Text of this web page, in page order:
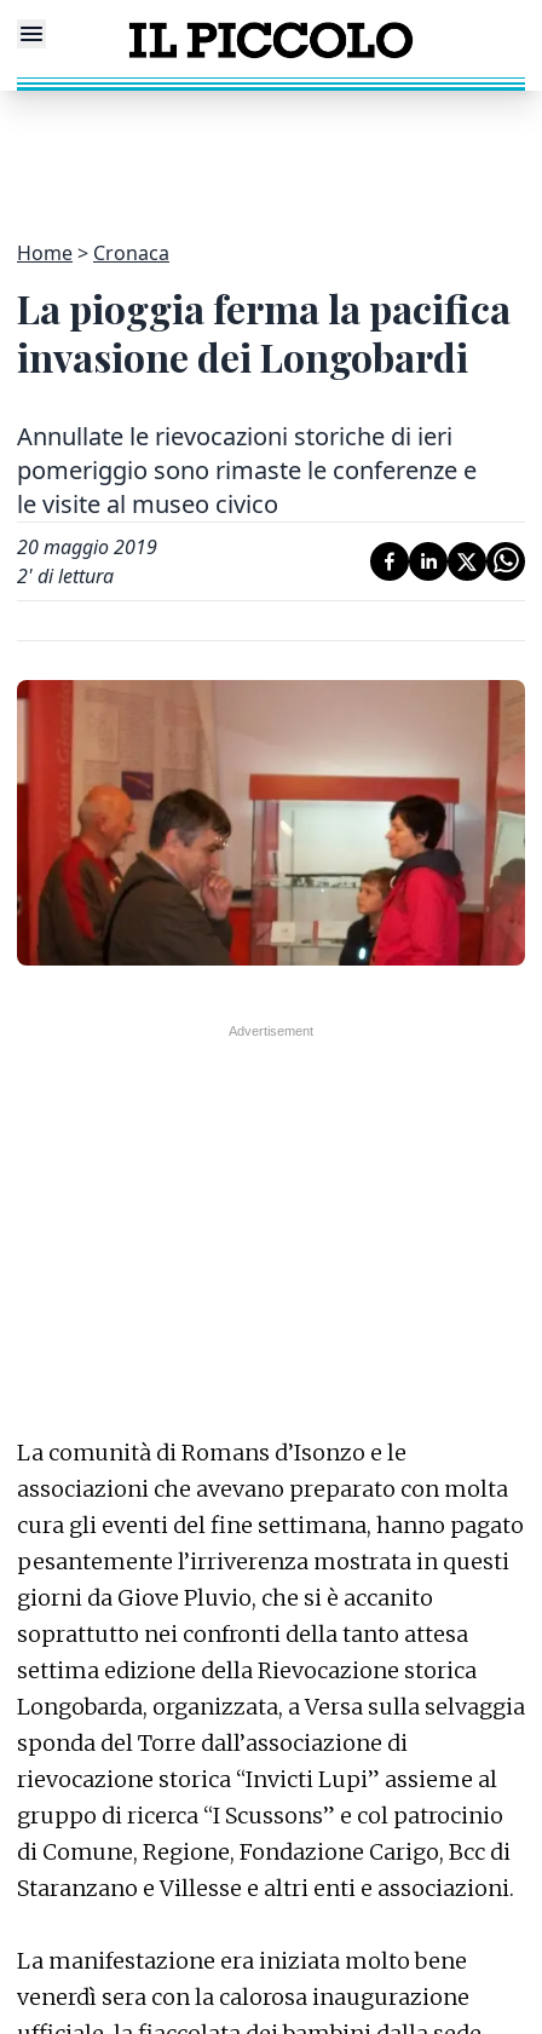
Home Cronaca
La pioggia ferma la pacifica
invasione dei Longobardi
Annullate le rievocazioni storiche di ieri
pomeriggio sono rimaste le conferenze e
le visite al museo civico
20 maggio 2019
2' di lettura
La comunità di Romans d’Isonzo e le
associazioni che avevano preparato con molta
cura gli eventi del fine settimana, hanno pagato
pesantemente l’irriverenza mostrata in questi
giorni da Giove Pluvio, che si è accanito
soprattutto nei confronti della tanto attesa
settima edizione della Rievocazione storica
Longobarda, organizzata, a Versa sulla selvaggia
sponda del Torre dall’associazione di
rievocazione storica “Invicti Lupi” assieme al
gruppo di ricerca “I Scussons” e col patrocinio
di Comune, Regione, Fondazione Carigo, Bcc di
Staranzano e Villesse e altri enti e associazioni.
La manifestazione era iniziata molto bene
venerdì sera con la calorosa inaugurazione